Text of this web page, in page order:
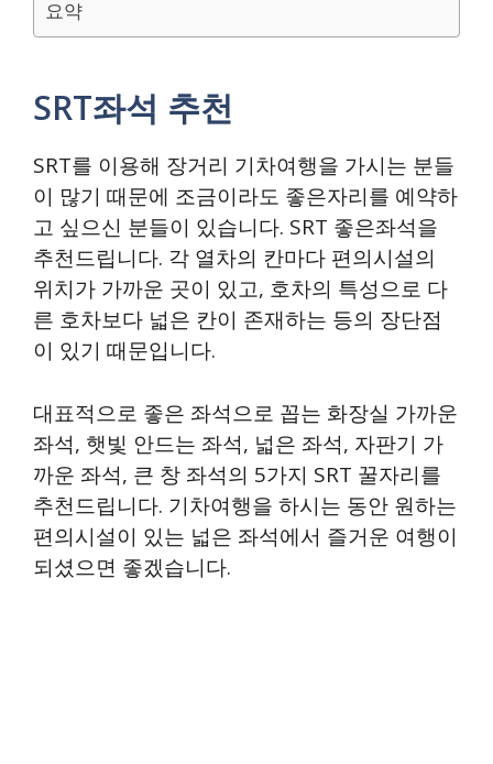
요약
SRT좌석 추천
SRT를 이용해 장거리 기차여행을 가시는 분들
이 많기 때문에 조금이라도 좋은자리를 예약하
고 싶으신 분들이 있습니다. SRT 좋은좌석을
추천드립니다. 각 열차의 칸마다 편의시설의
위치가 가까운 곳이 있고, 호차의 특성으로 다
른 호차보다 넓은 칸이 존재하는 등의 장단점
이 있기 때문입니다.
대표적으로 좋은 좌석으로 꼽는 화장실 가까운
좌석, 햇빛 안드는 좌석, 넓은 좌석, 자판기 가
까운 좌석, 큰 창 좌석의 5가지 SRT 꿀자리를
추천드립니다. 기차여행을 하시는 동안 원하는
편의시설이 있는 넓은 좌석에서 즐거운 여행이
되셨으면 좋겠습니다.